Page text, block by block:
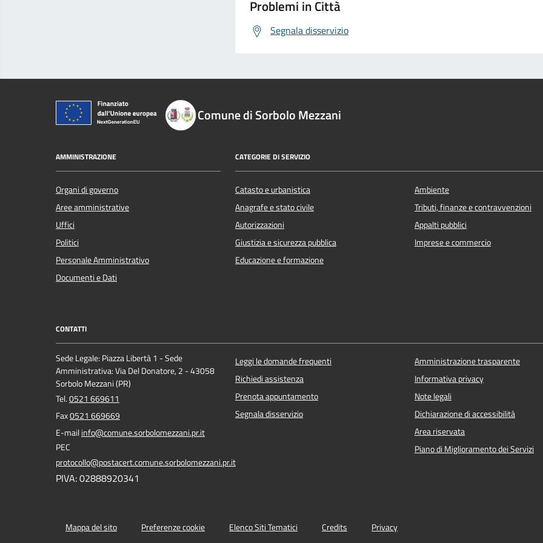
Problemi in Città
Segnala disservizio
Comune di Sorbolo Mezzani
AMMINISTRAZIONE
Organi di governo
Aree amministrative
Uffici
Politici
Personale Amministrativo
Documenti e Dati
CATEGORIE DI SERVIZIO
Catasto e urbanistica
Anagrafe e stato civile
Autorizzazioni
Giustizia e sicurezza pubblica
Educazione e formazione
Ambiente
Tributi, finanze e contravvenzioni
Appalti pubblici
Imprese e commercio
CONTATTI
Sede Legale: Piazza Libertà 1 - Sede
Amministrativa: Via Del Donatore, 2 - 43058
Sorbolo Mezzani (PR)
Tel.0521 669611
Fax0521 669669
E-mailinfo@comune.sorbolomezzani.pr.it
PEC
protocollo@postacert.comune.sorbolomezzani.pr.it
PIVA: 02888920341
Leggi le domande frequenti
Richiedi assistenza
Prenota appuntamento
Segnala disservizio
Amministrazione trasparente
Informativa privacy
Note legali
Dichiarazione di accessibilità
Area riservata
Piano di Miglioramento dei Servizi
Mappa del sito Preferenze cookie Elenco Siti Tematici Credits Privacy